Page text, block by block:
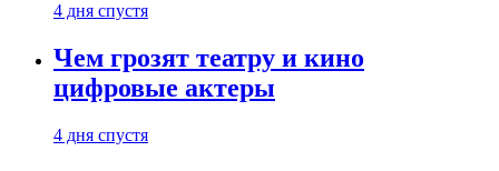
4 дня спустя
Чем грозят театру и кино
цифровые актеры
4 дня спустя